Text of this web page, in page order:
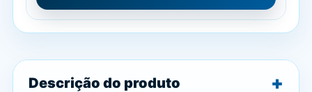
Descrição do produto